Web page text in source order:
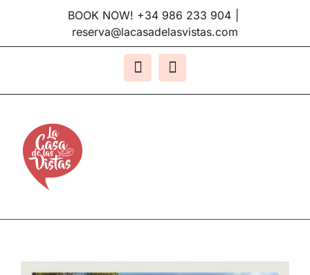
BOOK NOW! +34 986 233 904
reserva@lacasadelasvistas.com
FacebookInstagram